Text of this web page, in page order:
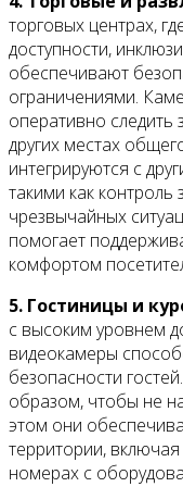
торговых центрах,
доступности,
обеспечивают
ограничениями.
оперативно следить
других местах
интегрируются с
такими как
чрезвычайных
помогает
комфортом
5. Гостиницы и
с высоким уровнем
видеокамеры
безопасности
образом, чтобы не
этом они
территории,
номерах с